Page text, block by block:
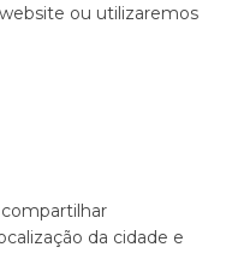
ou utilizaremos
da cidade e